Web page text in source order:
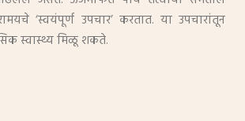
‘स्वयंपूर्ण उपचार’ करतात. या उपचारांतून
स्वास्थ्य मिळू शकते.